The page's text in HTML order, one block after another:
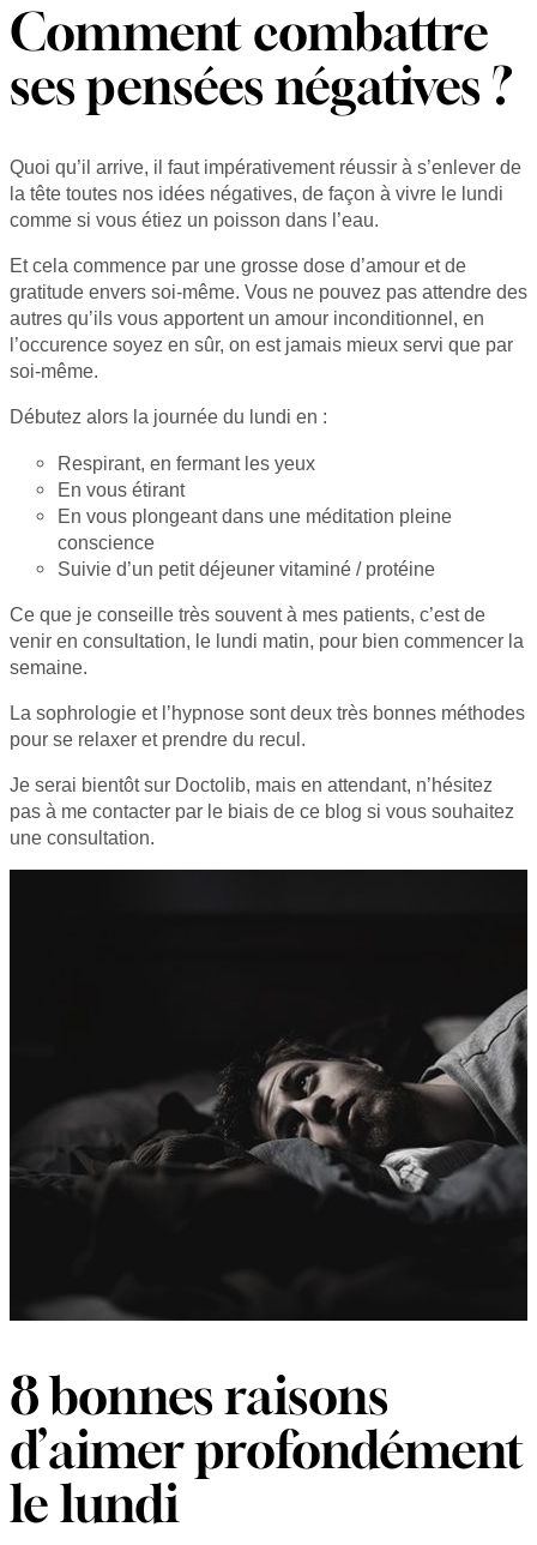
Comment combattre
ses pensées négatives ?
Quoi qu’il arrive, il faut impérativement réussir à s’enlever de
la tête toutes nos idées négatives, de façon à vivre le lundi
comme si vous étiez un poisson dans l’eau.
Et cela commence par une grosse dose d’amour et de
gratitude envers soi-même. Vous ne pouvez pas attendre des
autres qu’ils vous apportent un amour inconditionnel, en
l’occurence soyez en sûr, on est jamais mieux servi que par
soi-même.
Débutez alors la journée du lundi en :
Respirant, en fermant les yeux
En vous étirant
En vous plongeant dans une méditation pleine
conscience
Suivie d’un petit déjeuner vitaminé / protéine
Ce que je conseille très souvent à mes patients, c’est de
venir en consultation, le lundi matin, pour bien commencer la
semaine.
La sophrologie et l’hypnose sont deux très bonnes méthodes
pour se relaxer et prendre du recul.
Je serai bientôt sur Doctolib, mais en attendant, n’hésitez
pas à me contacter par le biais de ce blog si vous souhaitez
une consultation.
8 bonnes raisons
d’aimer profondément
le lundi